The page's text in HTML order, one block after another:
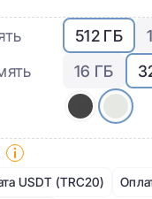
512 ГБ
16 ГБ
USDT (TRC20)